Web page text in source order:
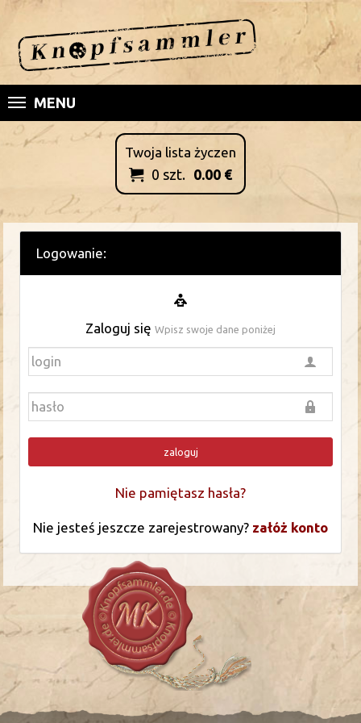
MENU
Twoja lista życzen
 0 szt. 0.00 €
Logowanie:
Zaloguj się Wpisz swoje dane poniżej
zaloguj
Nie pamiętasz hasła?
Nie jesteś jeszcze zarejestrowany? załóż konto